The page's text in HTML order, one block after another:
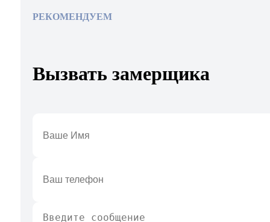
РЕКОМЕНДУЕМ
Вызвать замерщика